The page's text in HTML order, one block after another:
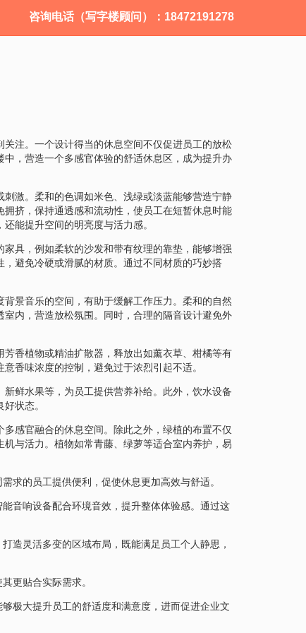
咨询电话（写字楼顾问）：18472191278
注。一个设计得当的休息空间不仅促进员工的放松
，营造一个多感官体验的舒适休息区，成为提升办
激。柔和的色调如米色、浅绿或淡蓝能够营造宁静
挤，保持通透感和流动性，使员工在短暂休息时能
能提升空间的明亮度与活力感。
具，例如柔软的沙发和带有纹理的靠垫，能够增强
避免冷硬或滑腻的材质。通过不同材质的巧妙搭
景音乐的空间，有助于缓解工作压力。柔和的自然
内，营造放松氛围。同时，合理的隔音设计避免外
香植物或精油扩散器，释放出如薰衣草、柑橘等有
香味浓度的控制，避免过于浓烈引起不适。
鲜水果等，为员工提供营养补给。此外，饮水设备
状态。
感官融合的休息空间。除此之外，绿植的布置不仅
与活力。植物如常青藤、绿萝等适合室内养护，易
求的员工提供便利，促使休息更加高效与舒适。
音响设备配合环境音效，提升整体体验感。通过这
造灵活多变的区域布局，既能满足员工个人静思，
更贴合实际需求。
极大提升员工的舒适度和满意度，进而促进企业文